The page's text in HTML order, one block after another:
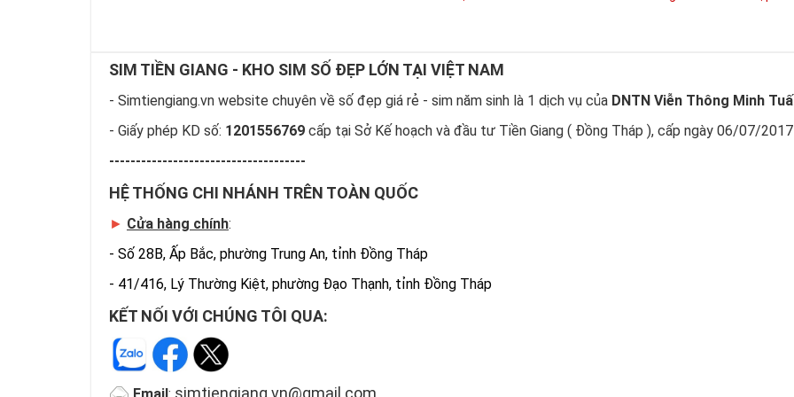
SIM TIỀN GIANG - KHO SIM SỐ ĐẸP LỚN TẠI VIỆT NAM
- Simtiengiang.vn website chuyên về số đẹp giá rẻ - sim năm sinh là 1 dịch vụ của DNTN Viễn Thông Minh
- Giấy phép KD số: 1201556769 cấp tại Sở Kế hoạch và đầu tư Tiền Giang ( Đồng Tháp ), cấp ngày 06/07/2017
-------------------------------------
HỆ THỐNG CHI NHÁNH TRÊN TOÀN QUỐC
► Cửa hàng chính:
- Số 28B, Ấp Bắc, phường Trung An, tỉnh Đồng Tháp
- 41/416, Lý Thường Kiệt, phường Đạo Thạnh, tỉnh Đồng Tháp
KẾT NỐI VỚI CHÚNG TÔI QUA:
simtiengiang.vn@gmail.com